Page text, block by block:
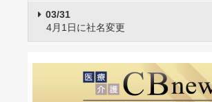
03/31
4月1日に社名変更